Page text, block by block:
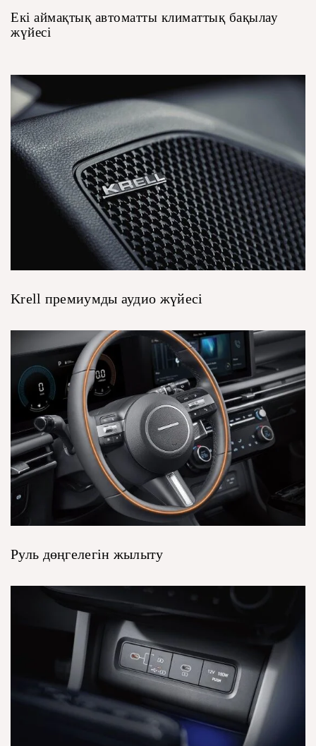
Екі аймақтық автоматты климаттық бақылау
жүйесі
Krell премиумды аудио жүйесі
Руль дөңгелегін жылыту